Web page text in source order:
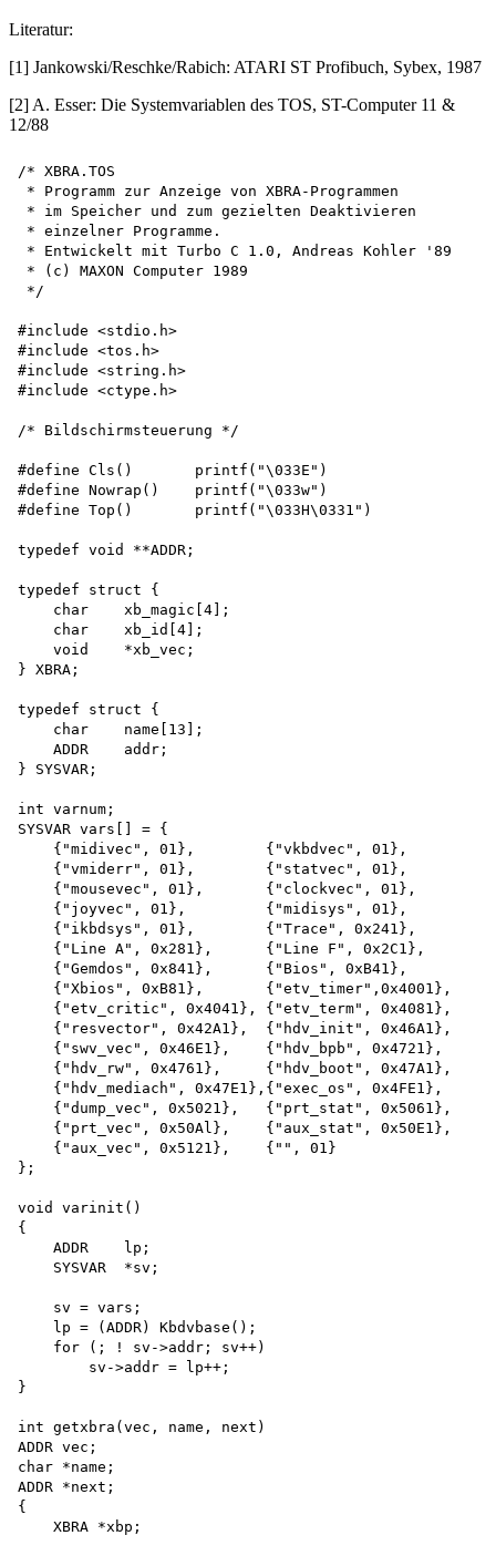
Literatur:
[1] Jankowski/Reschke/Rabich: ATARI ST Profibuch, Sybex, 1987
[2] A. Esser: Die Systemvariablen des TOS, ST-Computer 11 &
12/88
/* XBRA.TOS
* Programm zur Anzeige von XBRA-Programmen
* im Speicher und zum gezielten Deaktivieren
* einzelner Programme.
* Entwickelt mit Turbo C 1.0, Andreas Kohler '89
* (c) MAXON Computer 1989
*/
#include <stdio.h>
#include <tos.h>
#include <string.h>
#include <ctype.h>
/* Bildschirmsteuerung */
#define Cls()       printf("\033E")
#define Nowrap()    printf("\033w")
#define Top()       printf("\033H\0331")
typedef void **ADDR;
typedef struct {
    char    xb_magic[4];
    char    xb_id[4];
    void    *xb_vec;
} XBRA;
typedef struct {
    char    name[13];
    ADDR    addr;
} SYSVAR;
int varnum;
SYSVAR vars[] = {
    {"midivec", 01},        {"vkbdvec", 01},
    {"vmiderr", 01},        {"statvec", 01},
    {"mousevec", 01},       {"clockvec", 01},
    {"joyvec", 01},         {"midisys", 01},
    {"ikbdsys", 01},        {"Trace", 0x241},
    {"Line A", 0x281},      {"Line F", 0x2C1},
    {"Gemdos", 0x841},      {"Bios", 0xB41},
    {"Xbios", 0xB81},       {"etv_timer",0x4001},
    {"etv_critic", 0x4041}, {"etv_term", 0x4081},
    {"resvector", 0x42A1},  {"hdv_init", 0x46A1},
    {"swv_vec", 0x46E1},    {"hdv_bpb", 0x4721},
    {"hdv_rw", 0x4761},     {"hdv_boot", 0x47A1},
    {"hdv_mediach", 0x47E1},{"exec_os", 0x4FE1},
    {"dump_vec", 0x5021},   {"prt_stat", 0x5061},
    {"prt_vec", 0x50Al},    {"aux_stat", 0x50E1},
    {"aux_vec", 0x5121},    {"", 01}
};
void varinit()
{
    ADDR    lp;
    SYSVAR  *sv;
    sv = vars;
    lp = (ADDR) Kbdvbase();
    for (; ! sv->addr; sv++)
        sv->addr = lp++;
}
int getxbra(vec, name, next)
ADDR vec;
char *name;
ADDR *next;
{
    XBRA *xbp;